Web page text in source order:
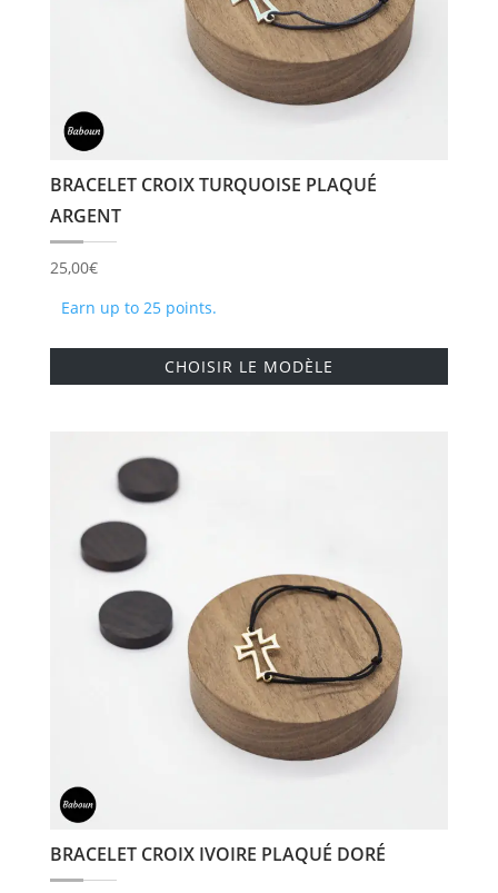
BRACELET CROIX TURQUOISE PLAQUÉ
ARGENT
25,00€
Earn up to 25 points.
CHOISIR LE MODÈLE
Ce
BRACELET CROIX IVOIRE PLAQUÉ DORÉ